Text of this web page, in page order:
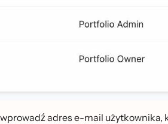
adres e-mail użytkownika,